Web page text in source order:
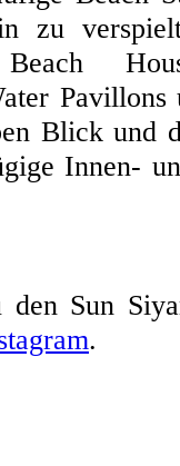
zu
Blick und
Innen-
Sun
.